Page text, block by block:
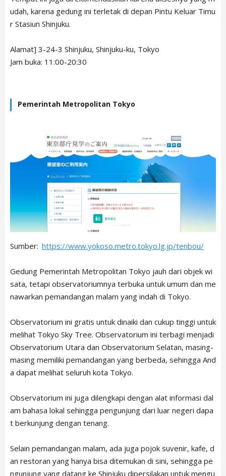
udah, karena gedung ini terletak di depan Pintu Keluar Timu
r Stasiun Shinjuku.
Alamat] 3-24-3 Shinjuku, Shinjuku-ku, Tokyo
Jam buka: 11:00-20:30
Pemerintah Metropolitan Tokyo
Sumber: https://www.yokoso.metro.tokyo.lg.jp/tenbou/
Gedung Pemerintah Metropolitan Tokyo jauh dari objek wi
sata, tetapi observatoriumnya terbuka untuk umum dan me
nawarkan pemandangan malam yang indah di Tokyo.
Observatorium ini gratis untuk dinaiki dan cukup tinggi untuk
melihat Tokyo Sky Tree. Observatorium ini terbagi menjadi
Observatorium Utara dan Observatorium Selatan, masing-
masing memiliki pemandangan yang berbeda, sehingga And
a dapat melihat seluruh kota Tokyo.
Observatorium ini juga dilengkapi dengan alat informasi dal
am bahasa lokal sehingga pengunjung dari luar negeri dapa
t berkunjung dengan tenang.
Selain pemandangan malam, ada juga pojok suvenir, kafe, d
an restoran yang hanya bisa ditemukan di sini, sehingga pe
ngunjung yang datang ke Shinjuku dipersilakan untuk mengu